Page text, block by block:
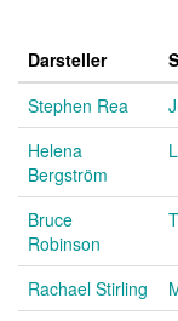
Darsteller
Stephen Rea
Helena
Bergström
Bruce
Robinson
Rachael Stirling